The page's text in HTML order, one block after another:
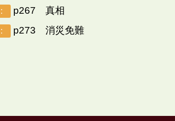
p267 真相
p273 消災免難